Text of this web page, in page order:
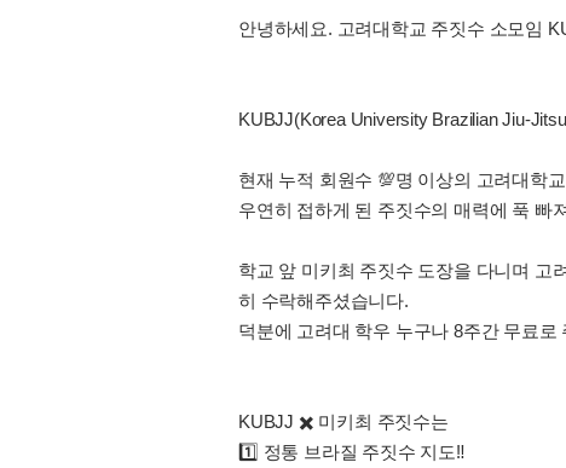
안녕하세요. 고려대학교 주짓수 소모임
KUBJJ(Korea University Brazilian Jiu-
현재 누적 회원수 💯명 이상의 고려대학
우연히 접하게 된 주짓수의 매력에 푹 빠
학교 앞 미키최 주짓수 도장을 다니며 고
히 수락해주셨습니다.
덕분에 고려대 학우 누구나 8주간 무료
KUBJJ ✖️ 미키최 주짓수는
1️⃣ 정통 브라질 주짓수 지도‼️